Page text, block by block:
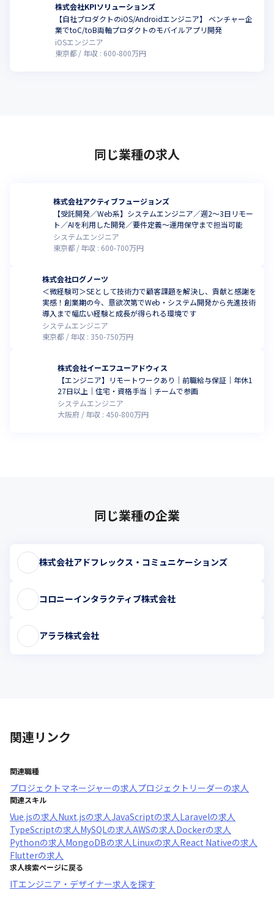
株式会社KPIソリューションズ
【自社プロダクトのiOS/Androidエンジニア】 ベンチャー企
業でtoC/toB両軸プロダクトのモバイルアプリ開発
iOSエンジニア
東京都
年収 : 600-800万円
同じ業種の求人
株式会社アクティブフュージョンズ
【受託開発／Web系】システムエンジニア／週2～3日リモー
ト／AIを利用した開発／要件定義～運用保守まで担当可能
システムエンジニア
東京都
年収 : 600-700万円
株式会社ログノーツ
＜微経験可＞SEとして技術力で顧客課題を解決し、貢献と感謝を
実感！創業期の今、意欲次第でWeb・システム開発から先進技術
導入まで幅広い経験と成長が得られる環境です
システムエンジニア
東京都
年収 : 350-750万円
株式会社イーエフユーアドウィス
【エンジニア】リモートワークあり｜前職給与保証｜年休1
27日以上｜住宅・資格手当｜チームで参画
システムエンジニア
大阪府
年収 : 450-800万円
同じ業種の企業
株式会社アドフレックス・コミュニケーションズ
コロニーインタラクティブ株式会社
アララ株式会社
関連リンク
関連職種
プロジェクトマネージャーの求人 プロジェクトリーダーの求人
関連スキル
Vue.jsの求人 Nuxt.jsの求人JavaScriptの求人 Laravelの求人
TypeScriptの求人 MySQLの求人AWSの求人 Dockerの求人
Pythonの求人 MongoDBの求人 Linuxの求人 React Nativeの求人
Flutterの求人
求人検索ページに戻る
ITエンジニア・デザイナー求人を探す